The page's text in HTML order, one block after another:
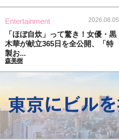
Entertainment 2026.08.05
「ほぼ自炊」って驚き！女優・黒
木華が献立365日を全公開、「特
製お...
森美樹